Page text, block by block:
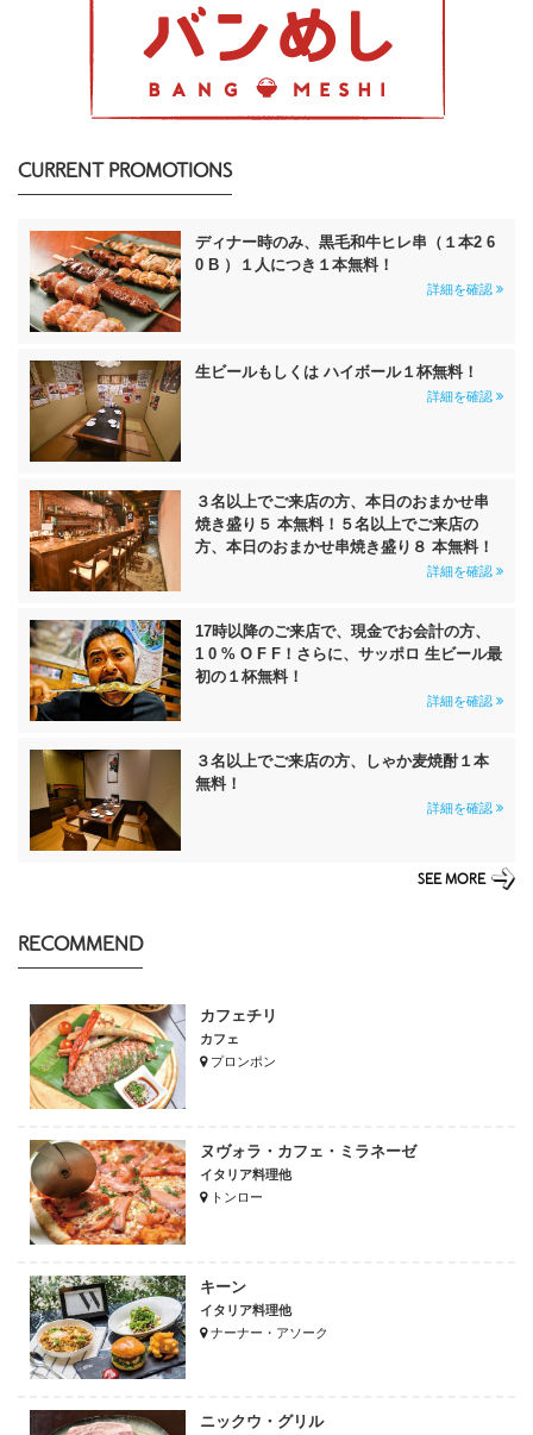
CURRENT PROMOTIONS
ディナー時のみ、黒毛和牛ヒレ串（１本2 6
0 B ）１人につき１本無料！
詳細を確認
生ビールもしくは ハイボール１杯無料！
詳細を確認
３名以上でご来店の方、本日のおまかせ串
焼き盛り５ 本無料！５名以上でご来店の
方、本日のおまかせ串焼き盛り８ 本無料！
詳細を確認
17時以降のご来店で、現金でお会計の方、
1 0 % O F F！さらに、サッポロ 生ビール最
初の１杯無料！
詳細を確認
３名以上でご来店の方、しゃか麦焼酎１本
無料！
詳細を確認
SEE MORE
RECOMMEND
カフェチリ
カフェ
プロンポン
ヌヴォラ・カフェ・ミラネーゼ
イタリア料理他
トンロー
キーン
イタリア料理他
ナーナー・アソーク
ニックウ・グリル